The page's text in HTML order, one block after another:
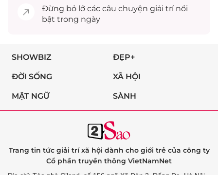
Đừng bỏ lỡ các câu chuyện giải trínổi
bật trong ngày
SHOWBIZ ĐẸP+
ĐỜI SỐNG XÃ HỘI
MẬT NGỮ SÀNH
Trang tin tức giải trí xã hội dành cho giới trẻ của công ty
Cổ phần truyền thông VietNamNet